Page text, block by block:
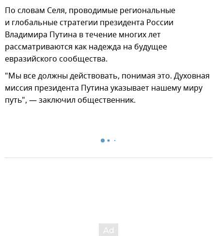
По словам Селя, проводимые региональные
и глобальные стратегии президента России
Владимира Путина в течение многих лет
рассматриваются как надежда на будущее
евразийского сообщества.
"Мы все должны действовать, понимая это. Духовная
миссия президента Путина указывает нашему миру
путь", — заключил общественник.